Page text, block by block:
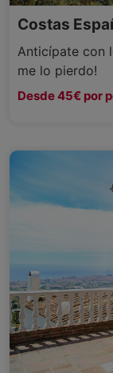
Costas
Anticípate con
me lo pierdo!
Desde 45€ por